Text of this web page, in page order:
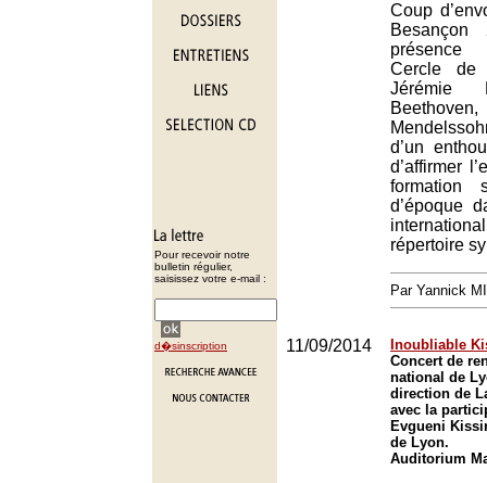
Pour recevoir notre
bulletin régulier,
saisissez votre e-mail :
d�sinscription
Coup
présence
Cercle de
Jérémie
d’un
d’affirmer
formation
d’époque
répertoire
Par Yannick
11/09/2014
Inoubliable
Concert de
national de
direction de
avec la
Evgueni
de Lyon.
Auditorium